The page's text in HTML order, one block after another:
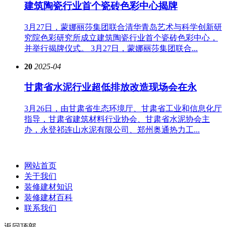
建筑陶瓷行业首个瓷砖色彩中心揭牌
3月27日，蒙娜丽莎集团联合清华青岛艺术与科学创新研
究院色彩研究所成立建筑陶瓷行业首个瓷砖色彩中心，
并举行揭牌仪式。 3月27日，蒙娜丽莎集团联合...
20 2025-04
甘肃省水泥行业超低排放改造现场会在永
3月26日，由甘肃省生态环境厅、甘肃省工业和信息化厅
指导，甘肃省建筑材料行业协会、甘肃省水泥协会主
办，永登祁连山水泥有限公司、郑州奥通热力工...
网站首页
关于我们
装修建材知识
装修建材百科
联系我们